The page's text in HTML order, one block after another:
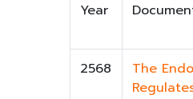
Year
2568
The